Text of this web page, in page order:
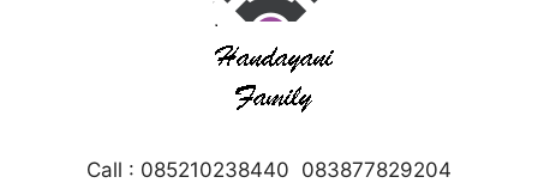
Call : 085210238440 083877829204